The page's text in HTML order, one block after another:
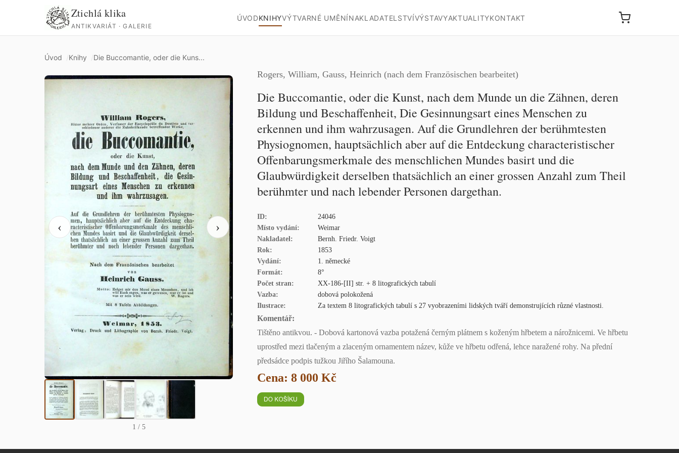
Ztichlá klika
ANTIKVARIÁT · GALERIE
ÚVODKNIHYVÝTVARNÉ UMĚNÍNAKLADATELSTVÍVÝSTAVYAKTUALITYKONTAKT
Úvod Knihy Die Buccomantie, oder die Kuns...
‹ ›
1 / 5
Rogers, William, Gauss, Heinrich (nach dem Französischen bearbeitet)
Die Buccomantie, oder die Kunst, nach dem Munde un die Zähnen, deren
Bildung und Beschaffenheit, Die Gesinnungsart eines Menschen zu
erkennen und ihm wahrzusagen. Auf die Grundlehren der berühmtesten
Physiognomen, hauptsächlich aber auf die Entdeckung characteristischer
Offenbarungsmerkmale des menschlichen Mundes basirt und die
Glaubwürdigkeit derselben thatsächlich an einer grossen Anzahl zum Theil
berühmter und nach lebender Personen dargethan.
ID:
24046
Místo vydání:
Weimar
Nakladatel:
Bernh. Friedr. Voigt
Rok:
1853
Vydání:
1. německé
Formát:
8°
Počet stran:
XX-186-[II] str. + 8 litografických tabulí
Vazba:
dobová polokožená
Ilustrace:
Za textem 8 litografických tabulí s 27 vyobrazeními lidských tváří demonstrujících různé vlastnosti.
Komentář:
Tištěno antikvou. - Dobová kartonová vazba potažená černým plátnem s koženým hřbetem a nárožnicemi. Ve hřbetu
uprostřed mezi tlačeným a zlaceným ornamentem název, kůže ve hřbetu odřená, lehce naražené rohy. Na přední
předsádce podpis tužkou Jiřího Šalamouna.
Cena: 8 000 Kč